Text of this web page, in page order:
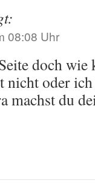
08:08 Uhr
doch
nicht oder
machst du